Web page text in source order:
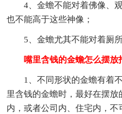
4、金蟾不能对着佛像、
也不能高于这些神像；
5、金蟾尤其不能对着厕
嘴里含钱的金蟾怎么摆放
1、不同形状的金蟾有着
里含钱的金蟾时，最好在摆
内，或者公司内、住宅内，